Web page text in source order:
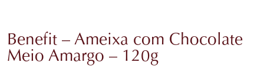
Benefit – Ameixa com Chocolate
Meio Amargo – 120g